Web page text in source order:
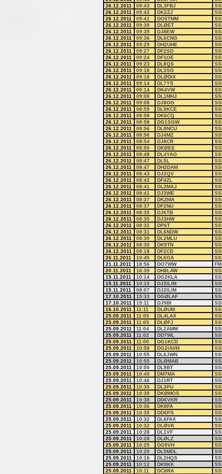
26.12.2011
09:43 DL3FBJ
26.12.2011
09:43 DK2ZJ
26.12.2011
09:41 DO5TMM
26.12.2011
09:39 DLØET
26.12.2011
09:39 DJ8EW
26.12.2011
09:36 DL6CNG
26.12.2011
09:29 DH2UHE
26.12.2011
09:27 DF2SD
26.12.2011
09:24 DF1OE
26.12.2011
09:23 DL8QS
26.12.2011
09:18 DL3SG
26.12.2011
09:18 DLØDIX
26.12.2011
09:14 DL7YS
26.12.2011
09:14 DK4VW
26.12.2011
09:08 DL1MHJ
26.12.2011
09:08 DJ8OG
26.12.2011
08:59 DL9KCE
26.12.2011
08:58 DK6CQ
26.12.2011
08:58 DG1SGW
26.12.2011
08:56 DL8NCU
26.12.2011
08:56 DJ4MZ
26.12.2011
08:54 DJ8CR
26.12.2011
08:50 DKØEE
26.12.2011
08:48 DL4YAO
26.12.2011
08:47 DL5L
26.12.2011
08:47 DH2DAM
26.12.2011
08:43 DJ2QV
26.12.2011
08:43 DF4ZL
26.12.2011
08:41 DL2MAJ
26.12.2011
08:41 DJ3WE
26.12.2011
08:37 DK2MA
26.12.2011
08:37 DF2NU
26.12.2011
08:35 DJ6TB
26.12.2011
08:35 DJ3HW
26.12.2011
08:32 DP6T
26.12.2011
08:31 DL6NDW
26.12.2011
08:30 DL2MLU
26.12.2011
08:30 DK9TN
26.12.2011
08:18 DF2CD
26.11.2011
10:45 DL6OA
21.11.2011
18:56 DO7WW
FM
20.11.2011
16:39 DH8LAW
15.11.2011
10:14 DG2KLA
15.11.2011
10:10 DJ2IL/M
15.11.2011
08:07 DJ2IL/M
17.10.2011
15:33 DGØLAF
17.10.2011
15:11 DJ9BI
16.10.2011
11:11 DLØUM
25.09.2011
11:05 DL4LAX
25.09.2011
11:05 DLØFJ
25.09.2011
11:04 DL2AMM
25.09.2011
11:02 DD7WL
25.09.2011
11:00 DG1KCD
25.09.2011
10:58 DG2IAI/M
25.09.2011
10:55 DL6JWN
25.09.2011
10:55 DLØMAB
25.09.2011
10:50 DL9BT
25.09.2011
10:49 DM7MA
25.09.2011
10:46 DJ1RT
25.09.2011
10:39 DL3PU
25.09.2011
10:39 DKØMOS
25.09.2011
10:38 DD6VKR
25.09.2011
10:36 DK8FA
25.09.2011
10:35 DD6PS
25.09.2011
10:32 DL6FAX
25.09.2011
10:32 DLØVK
25.09.2011
10:28 DL1VF
25.09.2011
10:28 DLØLZ
25.09.2011
10:25 DG9VH
25.09.2011
10:20 DL5MDL
25.09.2011
10:16 DL2HQS
25.09.2011
10:12 DK9KK
25.09.2011
10:11 DC8RA